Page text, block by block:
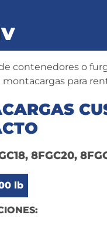
contenedores o
para
8FGC20,
lb